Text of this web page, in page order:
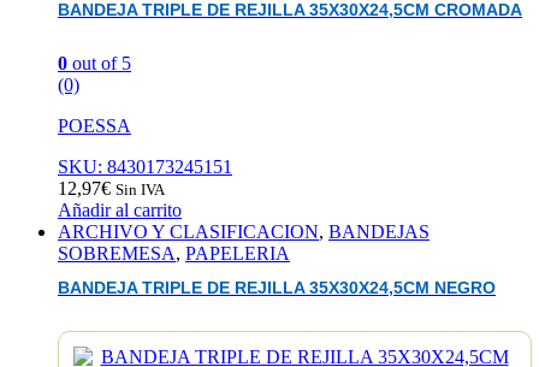
BANDEJA TRIPLE DE REJILLA 35X30X24,5CM CROMADA
0 out of 5
(0)
POESSA
SKU: 8430173245151
12,97€ Sin IVA
Añadir al carrito
ARCHIVO Y CLASIFICACION, BANDEJAS
SOBREMESA, PAPELERIA
BANDEJA TRIPLE DE REJILLA 35X30X24,5CM NEGRO